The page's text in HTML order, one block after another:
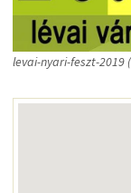
levai-nyari-feszt-2019